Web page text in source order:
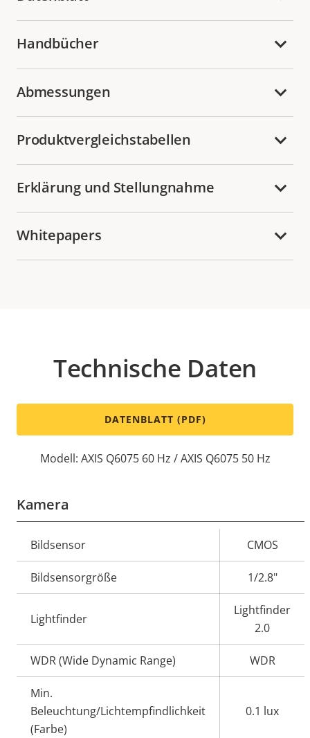
Handbücher
Abmessungen
Produktvergleichstabellen
Erklärung und Stellungnahme
Whitepapers
Technische Daten
DATENBLATT (PDF)
Modell: AXIS Q6075 60 Hz / AXIS Q6075 50 Hz
Kamera
Eigentumsbeschreibung Eigentumswert
Bildsensor CMOS
Bildsensorgröße 1/2.8"
Lightfinder
Lightfinder
2.0
WDR (Wide Dynamic Range) WDR
Min.
Beleuchtung/Lichtempfindlichkeit
(Farbe)
0.1 lux